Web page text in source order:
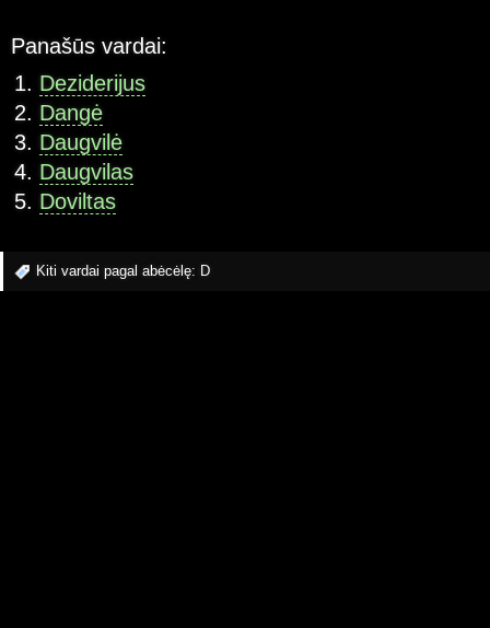
Panašūs vardai:
Deziderijus
Dangė
Daugvilė
Daugvilas
Doviltas
Kiti vardai pagal abėcėlę: D